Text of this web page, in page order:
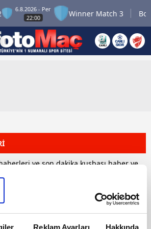
Reklam Ayarları Hakkında
6.8.2026 - Per
22:00
Winner Match 3
ve son dakika kuşbaşı haber ve